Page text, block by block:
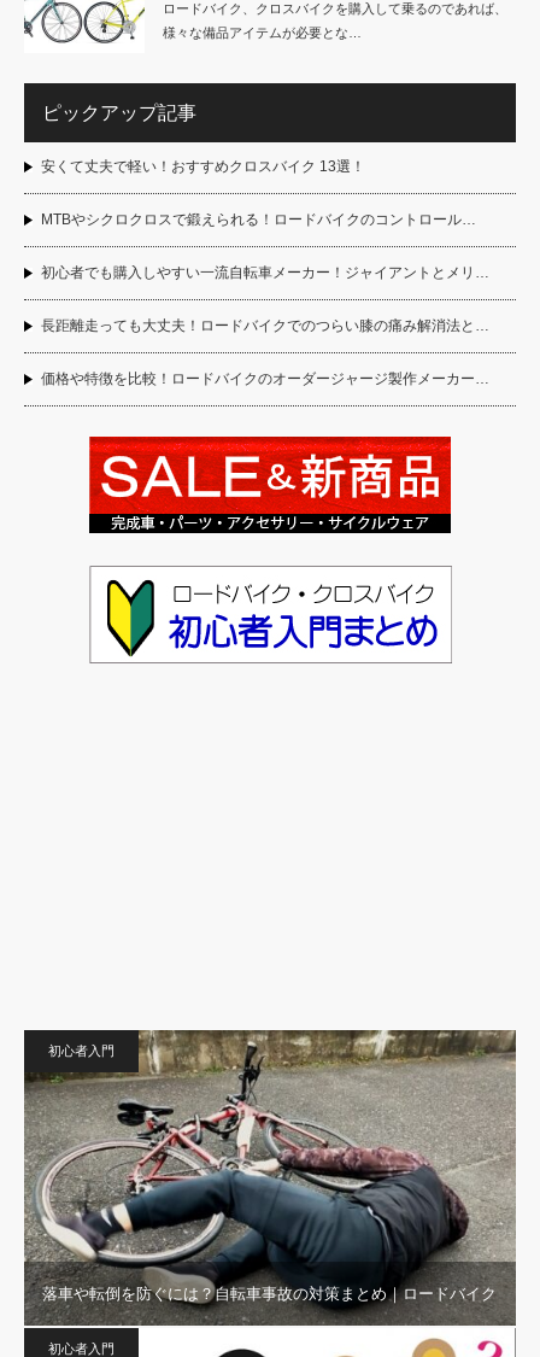
ロードバイク、クロスバイクを購入して乗るのであれば、
様々な備品アイテムが必要とな…
ピックアップ記事
安くて丈夫で軽い！おすすめクロスバイク 13選！
MTBやシクロクロスで鍛えられる！ロードバイクのコントロール…
初心者でも購入しやすい一流自転車メーカー！ジャイアントとメリ…
長距離走っても大丈夫！ロードバイクでのつらい膝の痛み解消法と…
価格や特徴を比較！ロードバイクのオーダージャージ製作メーカー…
初心者入門
落車や転倒を防ぐには？自転車事故の対策まとめ｜ロードバイク
初心者入門